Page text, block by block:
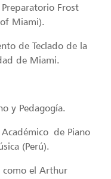
Frost
Miami).
de Teclado de la
de Miami.
y Pedagogía.
de Piano
(Perú).
como el Arthur